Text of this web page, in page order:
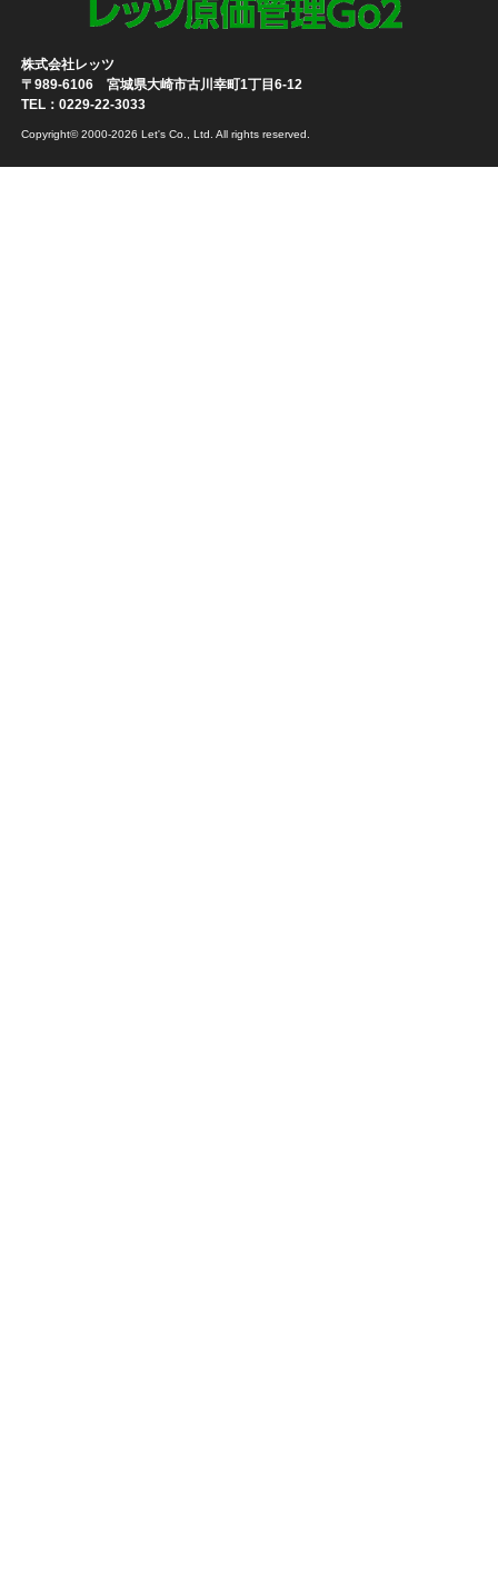
株式会社レッツ
〒989-6106 宮城県大崎市古川幸町1丁目6-12
TEL：0229-22-3033
Copyright© 2000-2026 Let's Co., Ltd. All rights reserved.